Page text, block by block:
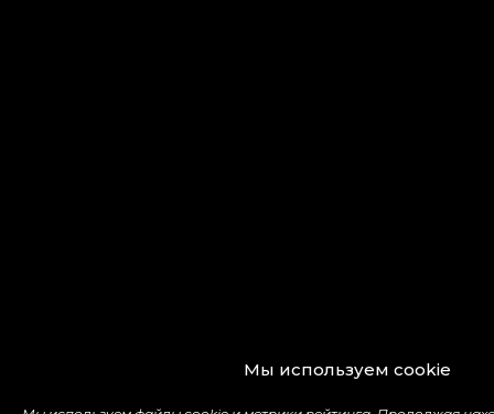
Мы используем cookie